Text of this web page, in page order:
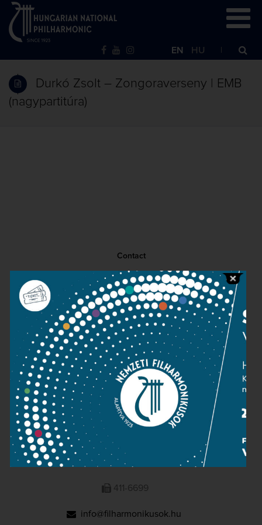
EN HU
Durkó Zsolt – Zongoraverseny | EMB
(nagypartitúra)
Contact
Public information
Press room
Terms and privacy
Imprint
NATIONAL PHILHARMONIC
1095 Budapest, Komor Marcell u. 1. (Müpa)
411-6600
411-6699
info@filharmonikusok.hu